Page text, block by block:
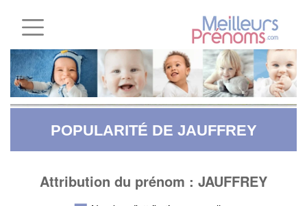
POPULARITÉ DE JAUFFREY